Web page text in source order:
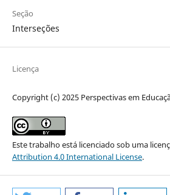
Seção
Interseções
Licença
Copyright (c) 2025 Perspectivas em
Este trabalho está licenciado sob uma
Attribution 4.0 International License.